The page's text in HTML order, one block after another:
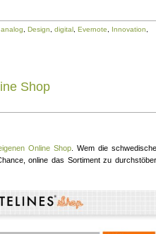
analog Design digital Evernote Innovation
Shop
Online Shop . Wem die
online das Sortiment zu